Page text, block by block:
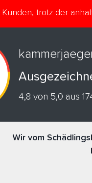
trotz der
4,8 von 5,0 aus
Wir vom